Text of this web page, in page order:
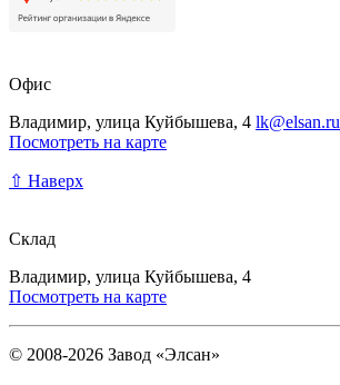
Офис
Владимир, улица Куйбышева, 4 lk@elsan.ru
Посмотреть на карте
⇧ Наверх
Склад
Владимир, улица Куйбышева, 4
Посмотреть на карте
© 2008-2026 Завод «Элсан»